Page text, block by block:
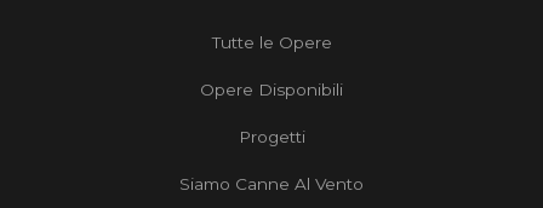
Tutte le Opere
Opere Disponibili
Progetti
Siamo Canne Al Vento